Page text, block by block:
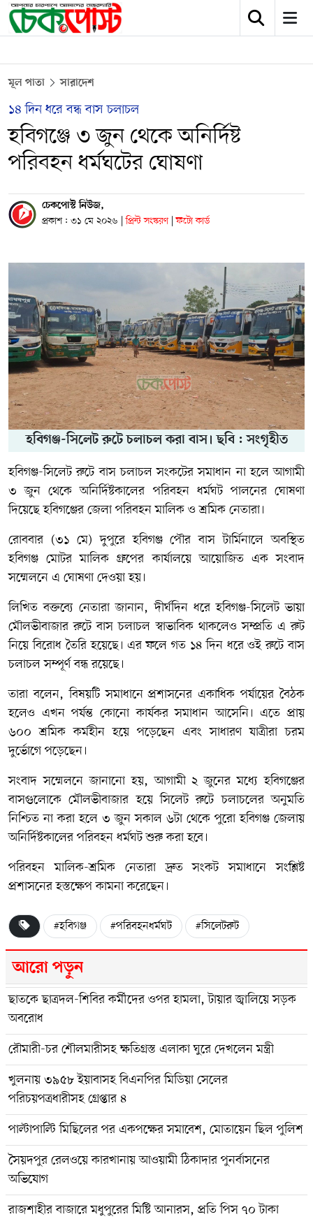
মূল পাতা সারাদেশ
১৪ দিন ধরে বন্ধ বাস চলাচল
হবিগঞ্জে ৩ জুন থেকে অনির্দিষ্ট
পরিবহন ধর্মঘটের ঘোষণা
চেকপোস্ট নিউজ,
প্রকাশ : ৩১ মে ২০২৬ | প্রিন্ট সংস্করণ | ফটো কার্ড
হবিগঞ্জ-সিলেট রুটে চলাচল করা বাস। ছবি : সংগৃহীত
হবিগঞ্জ-সিলেট রুটে বাস চলাচল সংকটের সমাধান না হলে আগামী
৩ জুন থেকে অনির্দিষ্টকালের পরিবহন ধর্মঘট পালনের ঘোষণা
দিয়েছে হবিগঞ্জের জেলা পরিবহন মালিক ও শ্রমিক নেতারা।
রোববার (৩১ মে) দুপুরে হবিগঞ্জ পৌর বাস টার্মিনালে অবস্থিত
হবিগঞ্জ মোটর মালিক গ্রুপের কার্যালয়ে আয়োজিত এক সংবাদ
সম্মেলনে এ ঘোষণা দেওয়া হয়।
লিখিত বক্তব্যে নেতারা জানান, দীর্ঘদিন ধরে হবিগঞ্জ-সিলেট ভায়া
মৌলভীবাজার রুটে বাস চলাচল স্বাভাবিক থাকলেও সম্প্রতি এ রুট
নিয়ে বিরোধ তৈরি হয়েছে। এর ফলে গত ১৪ দিন ধরে ওই রুটে বাস
চলাচল সম্পূর্ণ বন্ধ রয়েছে।
তারা বলেন, বিষয়টি সমাধানে প্রশাসনের একাধিক পর্যায়ের বৈঠক
হলেও এখন পর্যন্ত কোনো কার্যকর সমাধান আসেনি। এতে প্রায়
৬০০ শ্রমিক কর্মহীন হয়ে পড়েছেন এবং সাধারণ যাত্রীরা চরম
দুর্ভোগে পড়েছেন।
সংবাদ সম্মেলনে জানানো হয়, আগামী ২ জুনের মধ্যে হবিগঞ্জের
বাসগুলোকে মৌলভীবাজার হয়ে সিলেট রুটে চলাচলের অনুমতি
নিশ্চিত না করা হলে ৩ জুন সকাল ৬টা থেকে পুরো হবিগঞ্জ জেলায়
অনির্দিষ্টকালের পরিবহন ধর্মঘট শুরু করা হবে।
পরিবহন মালিক-শ্রমিক নেতারা দ্রুত সংকট সমাধানে সংশ্লিষ্ট
প্রশাসনের হস্তক্ষেপ কামনা করেছেন।
#হবিগঞ্জ #পরিবহনধর্মঘট #সিলেটরুট
আরো পড়ুন
ছাতকে ছাত্রদল-শিবির কর্মীদের ওপর হামলা, টায়ার জ্বালিয়ে সড়ক
অবরোধ
রৌমারী-চর শৌলমারীসহ ক্ষতিগ্রস্ত এলাকা ঘুরে দেখলেন মন্ত্রী
খুলনায় ৩৯৫৮ ইয়াবাসহ বিএনপির মিডিয়া সেলের
পরিচয়পত্রধারীসহ গ্রেপ্তার ৪
পাল্টাপাল্টি মিছিলের পর একপক্ষের সমাবেশ, মোতায়েন ছিল পুলিশ
সৈয়দপুর রেলওয়ে কারখানায় আওয়ামী ঠিকাদার পুনর্বাসনের
অভিযোগ
রাজশাহীর বাজারে মধুপুরের মিষ্টি আনারস, প্রতি পিস ৭০ টাকা